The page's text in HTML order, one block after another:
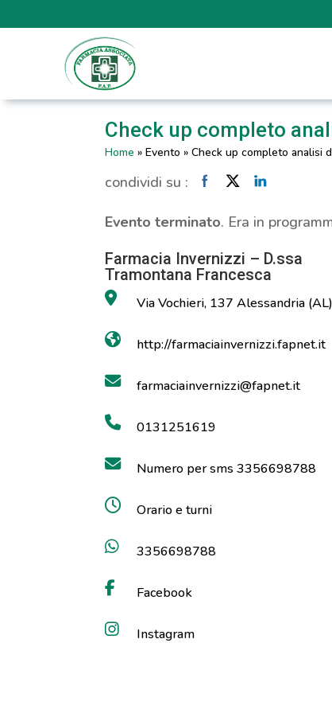
Check up completo
Home » Evento » Check up completo analisi
condividi su :
Evento terminato. Era in
Farmacia Invernizzi – D.ssa
Tramontana Francesca
Via Vochieri, 137 Alessandria (AL)
http://farmaciainvernizzi.fapnet.it
farmaciainvernizzi@fapnet.it
0131251619
Numero per sms 3356698788
Orario e turni
3356698788
Facebook
Instagram